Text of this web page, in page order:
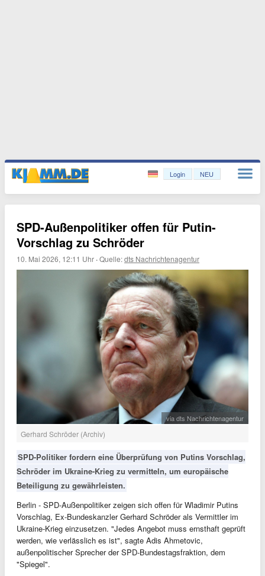
Login NEU
SPD-Außenpolitiker offen für Putin-
Vorschlag zu Schröder
10. Mai 2026, 12:11 Uhr ·Quelle:dts Nachrichtenagentur
via dts Nachrichtenagentur
Gerhard Schröder (Archiv)
SPD-Politiker fordern eine Überprüfung von Putins Vorschlag,
Schröder im Ukraine-Krieg zu vermitteln, um europäische
Beteiligung zu gewährleisten.
Berlin - SPD-Außenpolitiker zeigen sich offen für Wladimir Putins
Vorschlag, Ex-Bundeskanzler Gerhard Schröder als Vermittler im
Ukraine-Krieg einzusetzen. "Jedes Angebot muss ernsthaft geprüft
werden, wie verlässlich es ist", sagte Adis Ahmetovic,
außenpolitischer Sprecher der SPD-Bundestagsfraktion, dem
"Spiegel".